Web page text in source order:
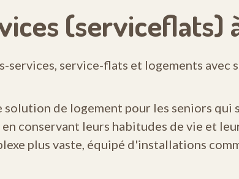
(serviceflats)
services, service-flats et logements avec
solution de logement pour les seniors
conservant leurs habitudes de vie et
plus vaste, équipé d'installations